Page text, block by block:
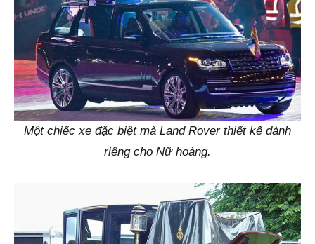
Một chiếc xe đặc biệt mà Land Rover thiết kế dành
riêng cho Nữ hoàng.